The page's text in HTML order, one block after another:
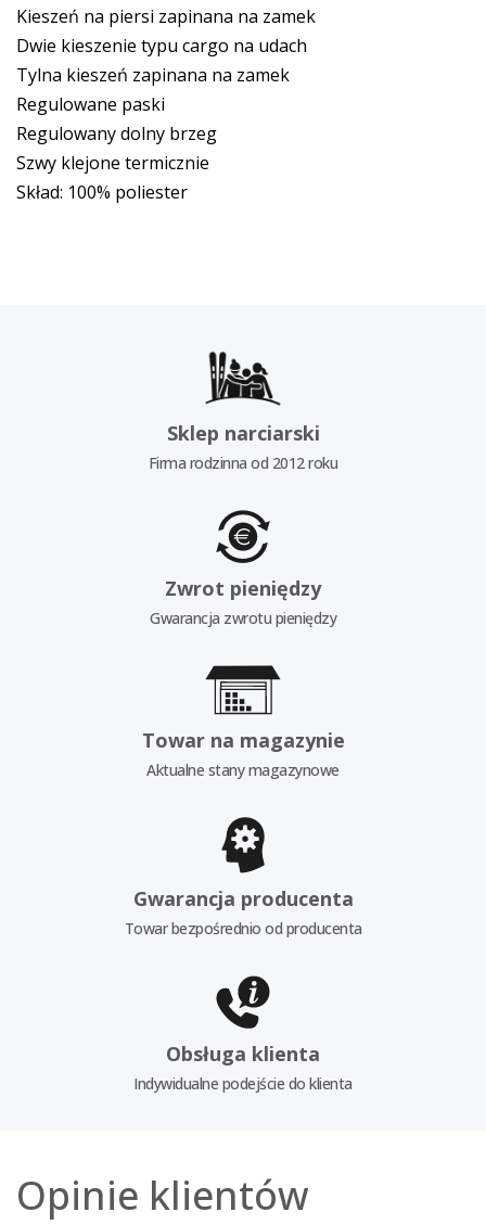
Kieszeń na piersi zapinana na zamek
Dwie kieszenie typu cargo na udach
Tylna kieszeń zapinana na zamek
Regulowane paski
Regulowany dolny brzeg
Szwy klejone termicznie
Skład: 100% poliester
Sklep narciarski
Firma rodzinna od 2012 roku
Zwrot pieniędzy
Gwarancja zwrotu pieniędzy
Towar na magazynie
Aktualne stany magazynowe
Gwarancja producenta
Towar bezpośrednio od producenta
Obsługa klienta
Indywidualne podejście do klienta
Opinie klientów